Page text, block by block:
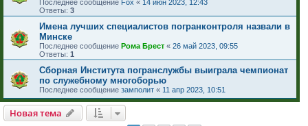
Последнее сообщение Fox « 14 июн 2023, 12:43
Ответы: 3
Имена лучших специалистов погранконтроля назвали в
Минске
Последнее сообщение Рома Брест « 26 май 2023, 09:55
Ответы: 1
Сборная Института погранслужбы выиграла чемпионат
по служебному многоборью
Последнее сообщение замполит « 11 апр 2023, 10:51
Новая тема